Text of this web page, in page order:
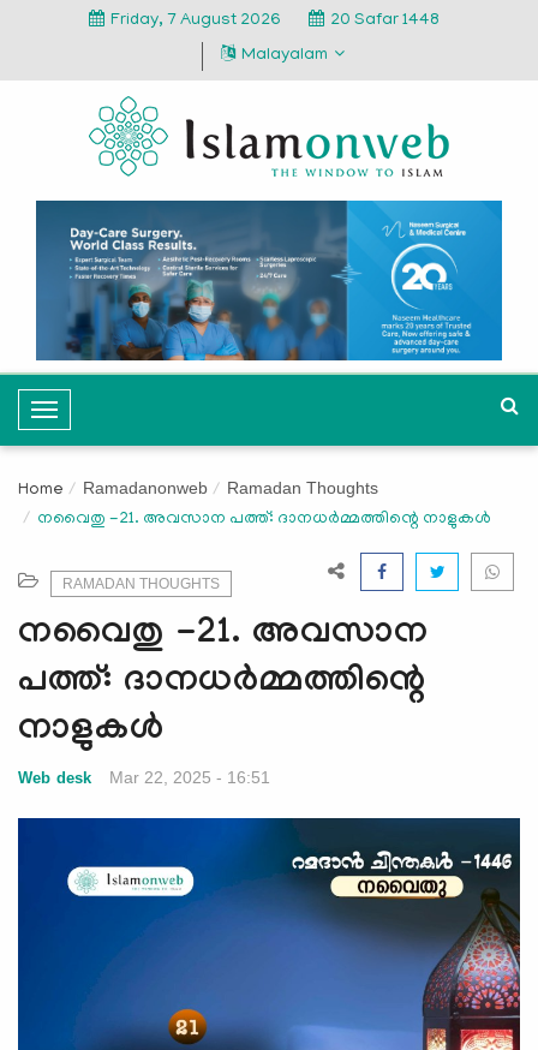
Friday, 7 August 2026
20 Safar 1448
Malayalam
T
o
g
l
a
v
i
a
i
o
Home Ramadanonweb Ramadan Thoughts
നവൈതു -21. അവസാന പത്ത്: ദാനധര്‍മ്മത്തിന്റെ നാളുകള്‍
RAMADAN THOUGHTS
നവൈതു -21. അവസാന
പത്ത്: ദാനധര്‍മ്മത്തിന്റെ
നാളുകള്‍
Web desk Mar 22, 2025 - 16:51